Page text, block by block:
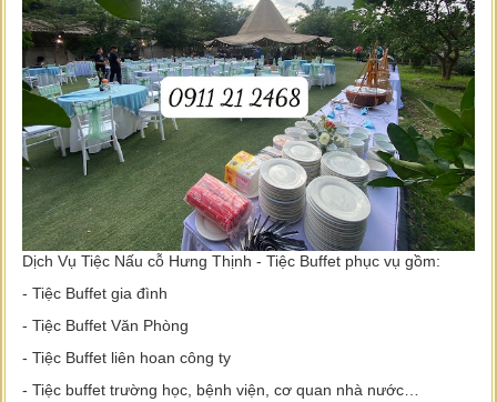
Dịch Vụ Tiệc Nấu cỗ Hưng Thịnh - Tiệc Buffet phục vụ gồm:
- Tiệc Buffet gia đình
- Tiệc Buffet Văn Phòng
- Tiệc Buffet liên hoan công ty
- Tiệc buffet trường học, bệnh viện, cơ quan nhà nước…